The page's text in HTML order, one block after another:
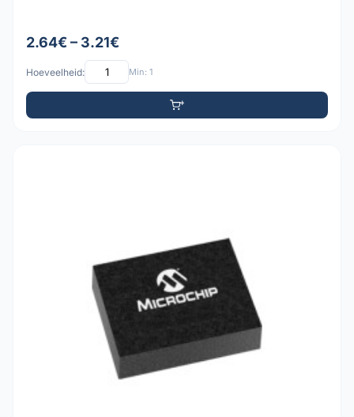
2.64€ – 3.21€
Hoeveelheid: Min: 1